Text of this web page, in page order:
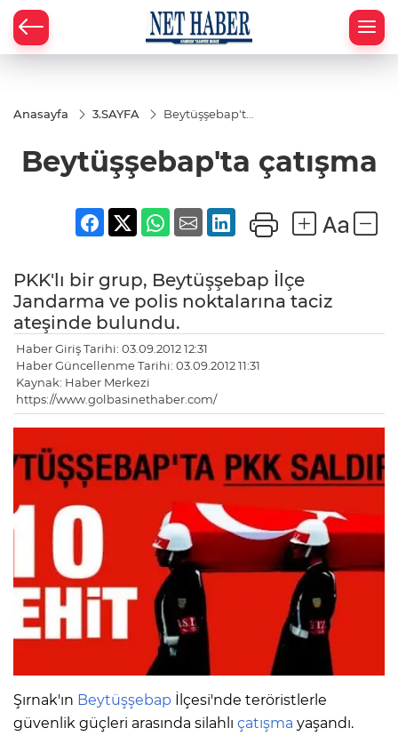
Anasayfa 3.SAYFA
Beytüşşebap'ta
Beytüşşebap'ta çatışma
PKK'lı bir grup, Beytüşşebap İlçe
Jandarma ve polis noktalarına taciz
ateşinde bulundu.
Haber Giriş Tarihi: 03.09.2012 12:31
Haber Güncellenme Tarihi: 03.09.2012 11:31
Kaynak: Haber Merkezi
https://www.golbasinethaber.com/
Şırnak'ın Beytüşşebap İlçesi'nde teröristlerle
güvenlik güçleri arasında silahlı çatışma yaşandı.